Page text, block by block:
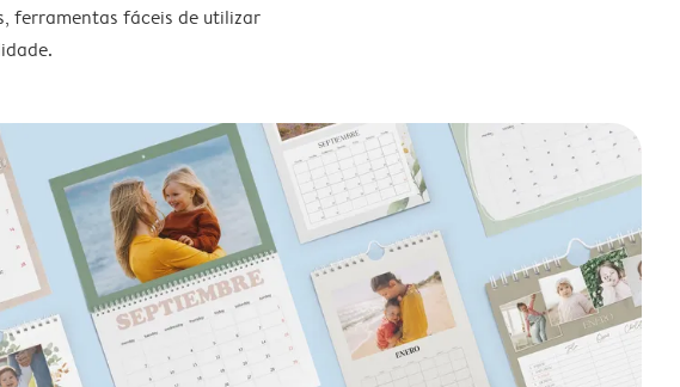
ferramentas fáceis de utilizar